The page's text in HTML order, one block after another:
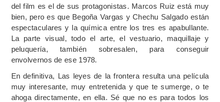
del film es el de sus protagonistas. Marcos Ruiz está muy
bien, pero es que Begoña Vargas y Chechu Salgado están
espectaculares y la química entre los tres es apabullante.
La parte visual, todo el arte, el vestuario, maquillaje y
peluquería, también sobresalen, para conseguir
envolvernos de ese 1978.
En definitiva, Las leyes de la frontera resulta una película
muy interesante, muy entretenida y que te sumerge, o te
ahoga directamente, en ella. Sé que no es para todos los